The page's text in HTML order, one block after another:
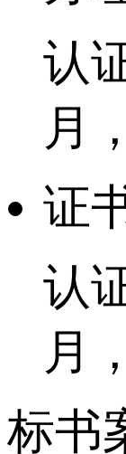
认
月
证
认
月
标书